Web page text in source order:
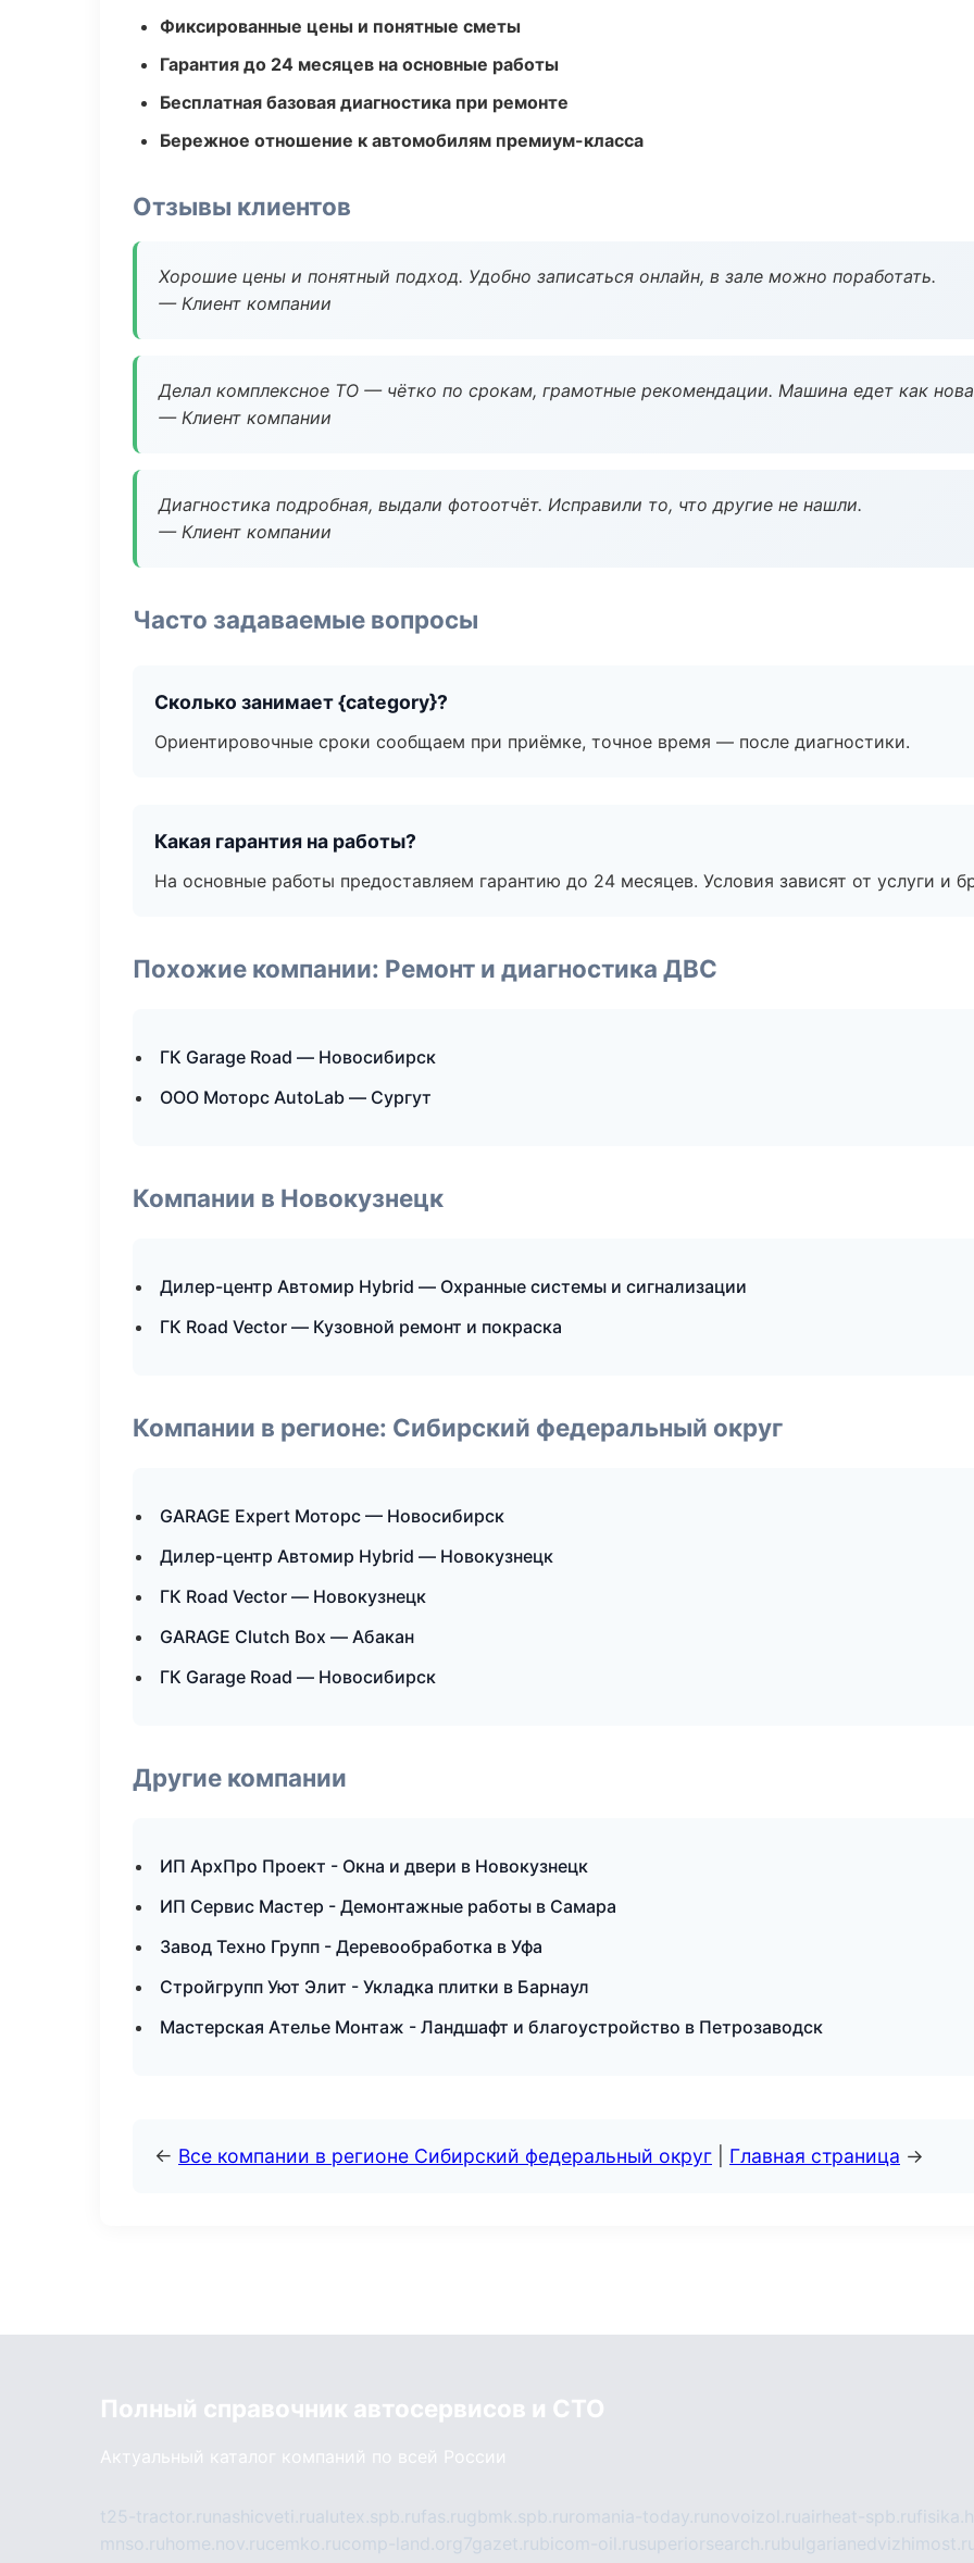
Фиксированные цены и понятные сметы
Гарантия до 24 месяцев на основные работы
Бесплатная базовая диагностика при ремонте
Бережное отношение к автомобилям премиум-класса
Отзывы клиентов
Хорошие цены и понятный подход. Удобно записаться онлайн, в зале можно поработать.
— Клиент компании
Делал комплексное ТО — чётко по срокам, грамотные рекомендации. Машина едет как
— Клиент компании
Диагностика подробная, выдали фотоотчёт. Исправили то, что другие не нашли.
— Клиент компании
Часто задаваемые вопросы
Сколько занимает {category}?
Ориентировочные сроки сообщаем при приёмке, точное время — после диагностики.
Какая гарантия на работы?
На основные работы предоставляем гарантию до 24 месяцев. Условия зависят от услуги и
Похожие компании: Ремонт и диагностика ДВС
ГК Garage Road — Новосибирск
ООО Моторс AutoLab — Сургут
Компании в Новокузнецк
Дилер-центр Автомир Hybrid — Охранные системы и сигнализации
ГК Road Vector — Кузовной ремонт и покраска
Компании в регионе: Сибирский федеральный округ
GARAGE Expert Моторс — Новосибирск
Дилер-центр Автомир Hybrid — Новокузнецк
ГК Road Vector — Новокузнецк
GARAGE Clutch Box — Абакан
ГК Garage Road — Новосибирск
Другие компании
ИП АрхПро Проект - Окна и двери в Новокузнецк
ИП Сервис Мастер - Демонтажные работы в Самара
Завод Техно Групп - Деревообработка в Уфа
Стройгрупп Уют Элит - Укладка плитки в Барнаул
Мастерская Ателье Монтаж - Ландшафт и благоустройство в Петрозаводск
← Все компании в регионе Сибирский федеральный округ Главная страница →
Полный справочник автосервисов и СТО
Актуальный каталог компаний по всей России
t25-tractor.ru nashicveti.rualutex.spb.rufas.rugbmk.spb.ru romania-today.ru novoizol.ruairheat-spb.ru
mnso.ru home.nov.rucemko.rucomp-land.org 7gazet.rubicom-oil.rusuperiorsearch.ru